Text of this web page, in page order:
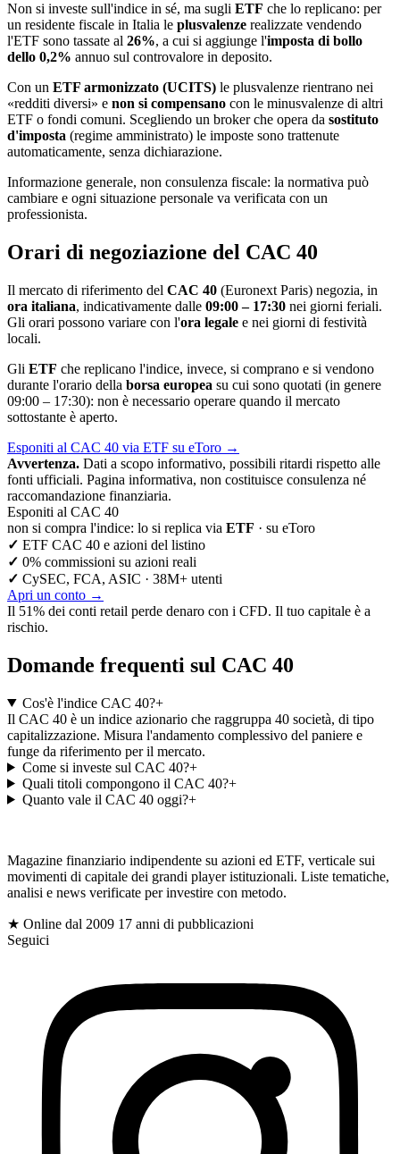
Non si investe sull'indice in sé, ma sugli ETF che lo replicano: per
un residente fiscale in Italia le plusvalenze realizzate vendendo
l'ETF sono tassate al 26%, a cui si aggiunge l'imposta di bollo
dello 0,2% annuo sul controvalore in deposito.
Con un ETF armonizzato (UCITS) le plusvalenze rientrano nei
«redditi diversi» e non si compensano con le minusvalenze di altri
ETF o fondi comuni. Scegliendo un broker che opera da sostituto
d'imposta (regime amministrato) le imposte sono trattenute
automaticamente, senza dichiarazione.
Informazione generale, non consulenza fiscale: la normativa può
cambiare e ogni situazione personale va verificata con un
professionista.
Orari di negoziazione del CAC 40
Il mercato di riferimento del CAC 40 (Euronext Paris) negozia, in
ora italiana, indicativamente dalle 09:00 – 17:30 nei giorni feriali.
Gli orari possono variare con l'ora legale e nei giorni di festività
locali.
Gli ETF che replicano l'indice, invece, si comprano e si vendono
durante l'orario della borsa europea su cui sono quotati (in genere
09:00 – 17:30): non è necessario operare quando il mercato
sottostante è aperto.
Esponiti al CAC 40 via ETF su eToro →
Avvertenza. Dati a scopo informativo, possibili ritardi rispetto alle
fonti ufficiali. Pagina informativa, non costituisce consulenza né
raccomandazione finanziaria.
Esponiti al CAC 40
non si compra l'indice: lo si replica via ETF · su eToro
✓ ETF CAC 40 e azioni del listino
✓ 0% commissioni su azioni reali
✓ CySEC, FCA, ASIC · 38M+ utenti
Apri un conto →
Il 51% dei conti retail perde denaro con i CFD. Il tuo capitale è a
rischio.
Domande frequenti sul CAC 40
Cos'è l'indice CAC 40?+
Il CAC 40 è un indice azionario che raggruppa 40 società, di tipo
capitalizzazione. Misura l'andamento complessivo del paniere e
funge da riferimento per il mercato.
Come si investe sul CAC 40?+
Quali titoli compongono il CAC 40?+
Quanto vale il CAC 40 oggi?+
$
Magazine finanziario indipendente su azioni ed ETF, verticale sui
movimenti di capitale dei grandi player istituzionali. Liste tematiche,
analisi e news verificate per investire con metodo.
★ Online dal 2009 17 anni di pubblicazioni
Seguici